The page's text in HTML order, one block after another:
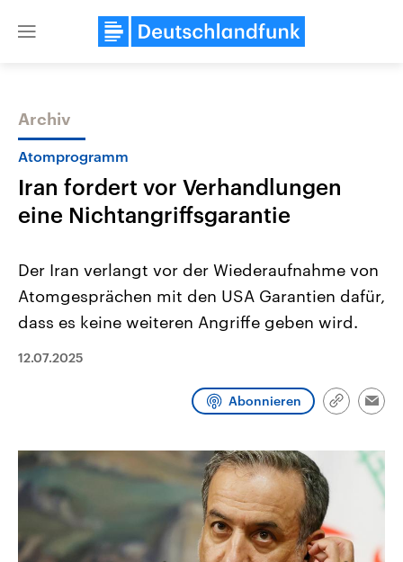
Close
Themen
Landtagswahl Sachsen-Anhalt
2026
Sachsen-Anhalt wählt am 6.
Bundesland von einer Koalition aus
und Hintergründe zu den Parteien
und Kandidaten der anstehenden
Wahl.
USA
Aktuelle Beiträge,
den mächtigsten Ländern
mit großem Einfluss auf
aktuelle Weltgeschehen.
Sendungen Programm Podcasts
Audio-Archiv
Archiv
Atomprogramm
Iran fordert vor Verhandlungen
eine Nichtangriffsgarantie
Der Iran verlangt vor der Wiederaufnahme von
Atomgesprächen mit den USA Garantien dafür,
dass es keine weiteren Angriffe geben wird.
12.07.2025
Abonnieren
Link